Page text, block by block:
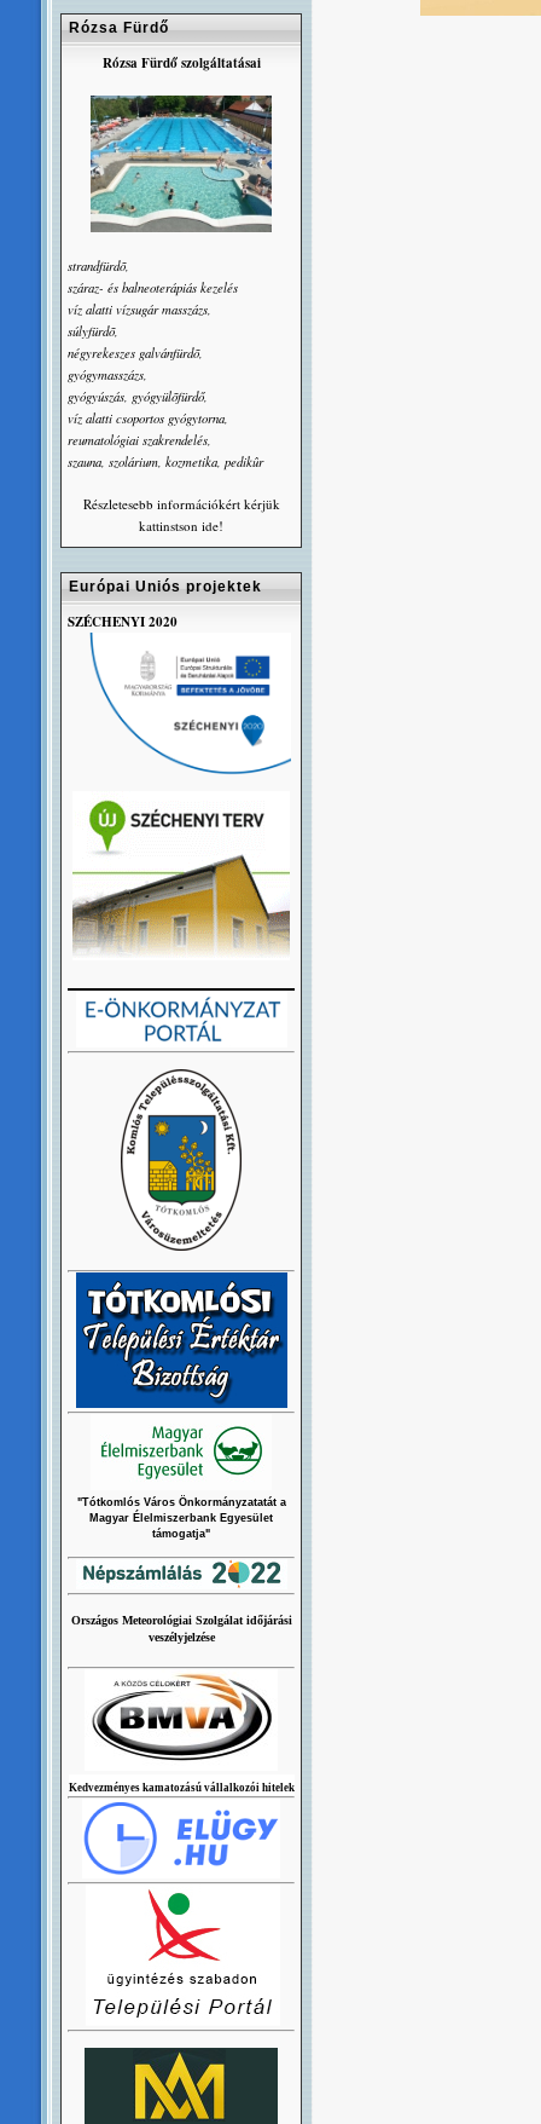
Rózsa Fürdő
Rózsa Fürdő szolgáltatásai
strandfürdõ,
száraz- és balneoterápiás kezelés
víz alatti vízsugár masszázs,
súlyfürdõ,
négyrekeszes galvánfürdõ,
gyógymasszázs,
gyógyúszás, gyógyülõfürdő,
víz alatti csoportos gyógytorna,
reumatológiai szakrendelés,
szauna, szolárium, kozmetika, pedikûr
Részletesebb információkért kérjük
kattinstson ide!
Európai Uniós projektek
SZÉCHENYI 2020
"Tótkomlós Város Önkormányzatatát a
Magyar Élelmiszerbank Egyesület
támogatja"
Országos Meteorológiai Szolgálat időjárási
veszélyjelzése
Kedvezményes kamatozású vállalkozói hitelek